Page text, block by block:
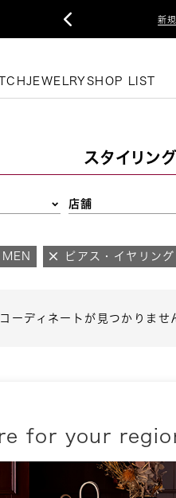
新

JEWELRY SHOP LIST
スタイリン
店舗
MEN ピアス・イヤリング
ーディネートが見つかりませ
for your
。
配送に
配送業者：